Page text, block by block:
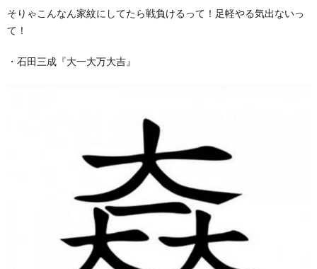
そりゃこんなん家紋にしてたら戦負けるって！足軽やる気出ないっ
て！
・石田三成『大一大万大吉』